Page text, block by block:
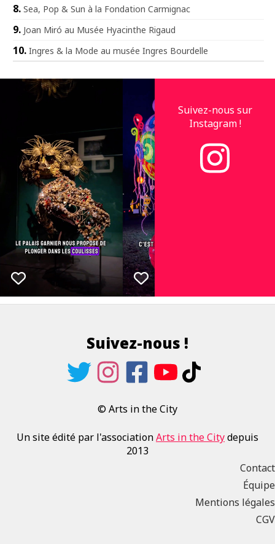
Sea, Pop & Sun à la Fondation Carmignac
Joan Miró au Musée Hyacinthe Rigaud
Ingres & la Mode au musée Ingres Bourdelle
Suivez-nous sur
Instagram !
Suivez-nous !
© Arts in the City
Un site édité par l'associationArts in the Citydepuis
2013
Contact
Équipe
Mentions légales
CGV